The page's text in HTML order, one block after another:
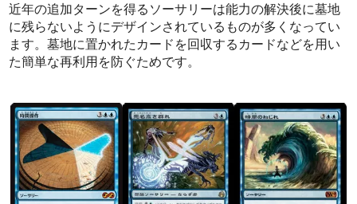
近年の追加ターンを得るソーサリーは能力の解決後に墓地
に残らないようにデザインされているものが多くなってい
ます。墓地に置かれたカードを回収するカードなどを用い
た簡単な再利用を防ぐためです。